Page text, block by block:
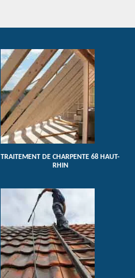
TRAITEMENT DE CHARPENTE 68 HAUT-
RHIN